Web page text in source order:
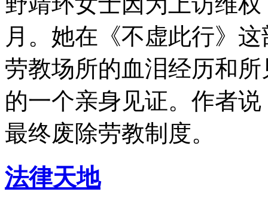
月。她在《不虚此行》
劳教场所的血泪经历和
的一个亲身见证。作者
最终废除劳教制度。
法律天地